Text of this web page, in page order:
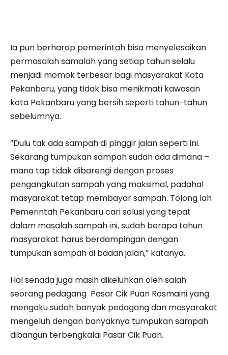
Ia pun berharap pemerintah bisa menyelesaikan
permasalah samalah yang setiap tahun selalu
menjadi momok terbesar bagi masyarakat Kota
Pekanbaru, yang tidak bisa menikmati kawasan
kota Pekanbaru yang bersih seperti tahun-tahun
sebelumnya.
”Dulu tak ada sampah di pinggir jalan seperti ini.
Sekarang tumpukan sampah sudah ada dimana –
mana tap tidak dibarengi dengan proses
pengangkutan sampah yang maksimal, padahal
masyarakat tetap membayar sampah. Tolong lah
Pemerintah Pekanbaru cari solusi yang tepat
dalam masalah sampah ini, sudah berapa tahun
masyarakat harus berdampingan dengan
tumpukan sampah di badan jalan,” katanya.
Hal senada juga masih dikeluhkan oleh salah
seorang pedagang Pasar Cik Puan Rosmaini yang
mengaku sudah banyak pedagang dan masyarakat
mengeluh dengan banyaknya tumpukan sampah
dibangun terbengkalai Pasar Cik Puan.